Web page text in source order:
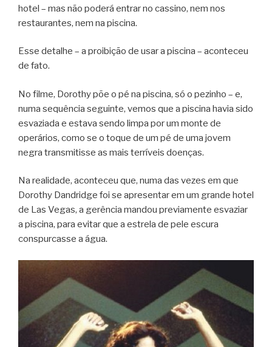
hotel – mas não poderá entrar no cassino, nem nos
restaurantes, nem na piscina.
Esse detalhe – a proibição de usar a piscina – aconteceu
de fato.
No filme, Dorothy põe o pé na piscina, só o pezinho – e,
numa sequência seguinte, vemos que a piscina havia sido
esvaziada e estava sendo limpa por um monte de
operários, como se o toque de um pé de uma jovem
negra transmitisse as mais terríveis doenças.
Na realidade, aconteceu que, numa das vezes em que
Dorothy Dandridge foi se apresentar em um grande hotel
de Las Vegas, a gerência mandou previamente esvaziar
a piscina, para evitar que a estrela de pele escura
conspurcasse a água.